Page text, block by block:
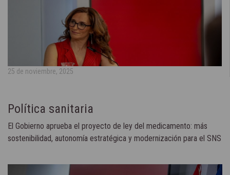
25 de noviembre, 2025
Política sanitaria
El Gobierno aprueba el proyecto de ley del medicamento: más
sostenibilidad, autonomía estratégica y modernización para el SNS